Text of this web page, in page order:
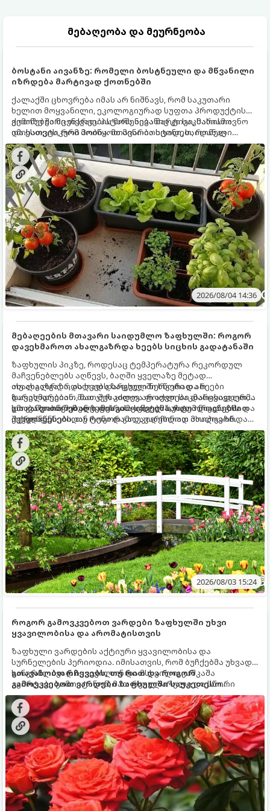
მებაღეობა და მეურნეობა
ბოსტანი აივანზე: რომელი ბოსტნეული და მწვანილი
იზრდება მარტივად ქოთნებში
ქალაქში ცხოვრება იმას არ ნიშნავს, რომ საკუთარი
ხელით მოყვანილი, ეკოლოგიურად სუფთა პროდუქტის
გემოზე უარი თქვათ. პატარა აივანიც კი საკმარისია
იმისათვის, რომ მოიწყოთ მინი-ბოსტანი, საიდანაც
ყოველდღიურად ახალ, არომატულ მწვანილსა და
ბოსტნეულს მოკრეფთ.
ქოთნებში მცენარეების მოშენება მარტივი, სასიამოვნო
და ესთეტიკური ჰობია. მთავარია იცოდეთ, რომელი
კულტურები ეგუებიან ქოთნის პირობებს ყველაზე კარგად
და როგორ მოუაროთ მათ სწორად.
2026/08/04 14:36
მებაღეების მთავარი საიდუმლო ზაფხულში: როგორ
დავეხმაროთ ახალგაზრდა ხეებს სიცხის გადატანაში
ზაფხულის პიკზე, როდესაც ტემპერატურა რეკორდულ
მაჩვენებლებს აღწევს, ბაღში ყველაზე მეტად
ახალგაზრდა, ახლად დარგული ნერგები და ხეები
ზარალდებიან. მათ ჯერ კიდევ არ აქვთ საკმარისად ღრმა
და განვითარებული ფესვთა სისტემა, რათა ნიადაგის
ქვედა ფენებიდან ტენი დამოუკიდებლად მოიპოვონ.
თუ ახალგაზრდა ხეებს ზაფხულში სწორად არ
დავეხმარებით, მათ შესაძლოა ფოთლები დასცვივდეთ,
ხმობა დაიწყონ ან ზამთრის ყინვებს სუსტი ორგანიზმით
შეხვდნენ.
გთავაზობთ მებაღეების გამოცდილ საიდუმლოებებსა და
ოქროს წესებს, თუ როგორ გადავარჩინოთ ახალგაზრდა
ხეები ზაფხულის სიცხეში:
2026/08/03 15:24
როგორ გამოვკვებოთ ვარდები ზაფხულში უხვი
ყვავილობისა და არომატისთვის
ზაფხული ვარდების აქტიური ყვავილობისა და
სურნელების პერიოდია. იმისათვის, რომ ბუჩქებმა უხვად,
ხანგრძლივად იყვავილონ და მსხვილი, კაშკაშა
კვირტები გამოიტანონ, მათ რეგულარული და სწორი
გამოკვება სჭირდებათ. ზაფხულის პერიოდში მცენარის
მოთხოვნილებები იცვლება, ამიტომ მნიშვნელოვანია
ვიცოდეთ, რომელი სასუქები გამოიყენება ამ დროს.
გთავაზობთ რჩევებს, თუ რით და როგორ
გამოვკვებოთ ვარდები ზაფხულში საუკეთესო
შედეგის მისაღწევად: